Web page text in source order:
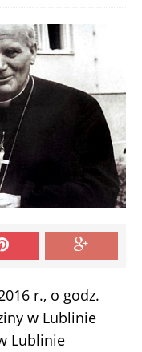
r., o godz.
w Lublinie
Lublinie